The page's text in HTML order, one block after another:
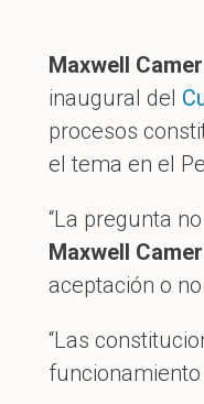
Maxwell
inaugural del
procesos
el tema en el
“La pregunta
Maxwell
aceptación o
“Las